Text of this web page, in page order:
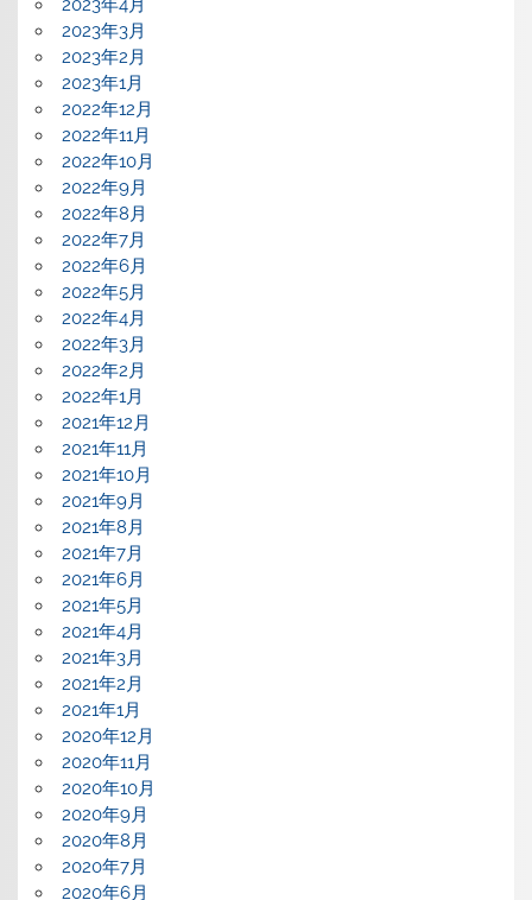
2023年4月
2023年3月
2023年2月
2023年1月
2022年12月
2022年11月
2022年10月
2022年9月
2022年8月
2022年7月
2022年6月
2022年5月
2022年4月
2022年3月
2022年2月
2022年1月
2021年12月
2021年11月
2021年10月
2021年9月
2021年8月
2021年7月
2021年6月
2021年5月
2021年4月
2021年3月
2021年2月
2021年1月
2020年12月
2020年11月
2020年10月
2020年9月
2020年8月
2020年7月
2020年6月